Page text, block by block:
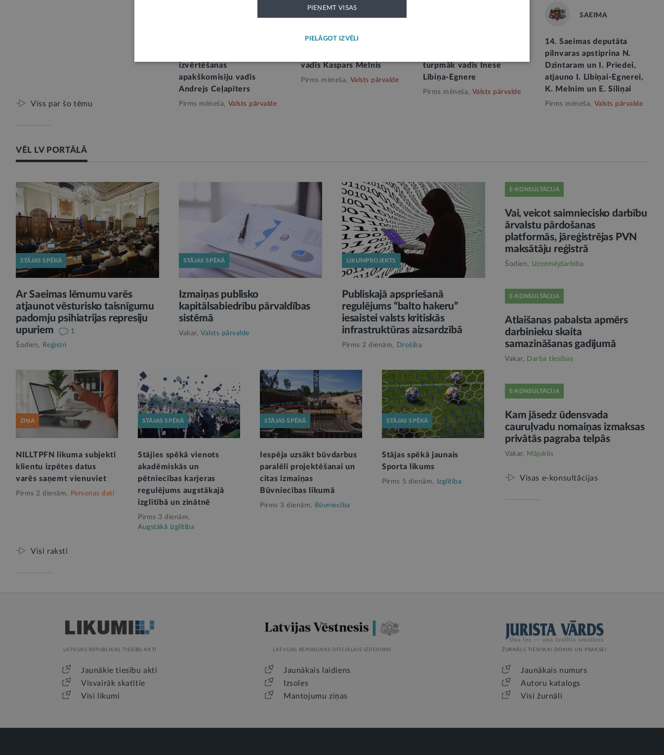
izvērtēšanas
apakškomisiju vadīs
Andrejs Ceļapīters
Pirms mēneša, Valsts pārvalde
Publisko izdevumu un
vadīs Kaspars Melnis
Pirms mēneša, Valsts pārvalde
turpmāk vadīs Inese
Lībiņa-Egnere
Pirms mēneša, Valsts pārvalde
SAEIMA
14. Saeimas deputāta
pilnvaras apstiprina N.
Dzintaram un I. Priedei,
atjauno I. Lībiņai-Egnerei,
K. Melnim un E. Siliņai
Pirms mēneša, Valsts pārvalde
Viss par šo tēmu
VĒL LV PORTĀLĀ
STĀJAS SPĒKĀ
Ar Saeimas lēmumu varēs
atjaunot vēsturisko taisnīgumu
padomju psihiatrijas represiju
upuriem
1
Šodien,
Reģistri
STĀJAS SPĒKĀ
Izmaiņas publisko
kapitālsabiedrību pārvaldības
sistēmā
Vakar, Valsts pārvalde
LIKUMPROJEKTS
Publiskajā apspriešanā
regulējums “balto hakeru”
iesaistei valsts kritiskās
infrastruktūras aizsardzībā
Pirms 2 dienām, Drošība
ZIŅA
NILLTPFN likuma subjekti
klientu izpētes datus
varēs saņemt vienuviet
Pirms 2 dienām, Personas dati
STĀJAS SPĒKĀ
Stājies spēkā vienots
akadēmiskās un
pētniecības karjeras
regulējums augstākajā
izglītībā un zinātnē
Pirms 3 dienām,
Augstākā izglītība
STĀJAS SPĒKĀ
Iespēja uzsākt būvdarbus
paralēli projektēšanai un
citas izmaiņas
Būvniecības likumā
Pirms 3 dienām, Būvniecība
STĀJAS SPĒKĀ
Stājas spēkā jaunais
Sporta likums
Pirms 5 dienām, Izglītība
Visi raksti
E-KONSULTĀCIJA
Vai, veicot saimniecisko darbību
ārvalstu pārdošanas
platformās, jāreģistrējas PVN
maksātāju reģistrā
Šodien, Uzņēmējdarbība
E-KONSULTĀCIJA
Atlaišanas pabalsta apmērs
darbinieku skaita
samazināšanas gadījumā
Vakar, Darba tiesības
E-KONSULTĀCIJA
Kam jāsedz ūdensvada
cauruļvadu nomaiņas izmaksas
privātās pagraba telpās
Vakar, Mājoklis
Visas e-konsultācijas
LATVIJAS REPUBLIKAS TIESĪBU AKTI
Jaunākie tiesību akti
Visvairāk skatītie
Visi likumi
LATVIJAS REPUBLIKAS OFICIĀLAIS IZDEVUMS
Jaunākais laidiens
Izsoles
Mantojumu ziņas
ŽURNĀLS TIESISKAI DOMAI UN PRAKSEI
Jaunākais numurs
Autoru katalogs
Visi žurnāli
PIEŅEMT VISAS
PIELĀGOT IZVĒLI